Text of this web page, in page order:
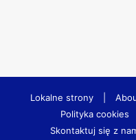
Lokalne strony
Polityka cookies
Skontaktuj się z